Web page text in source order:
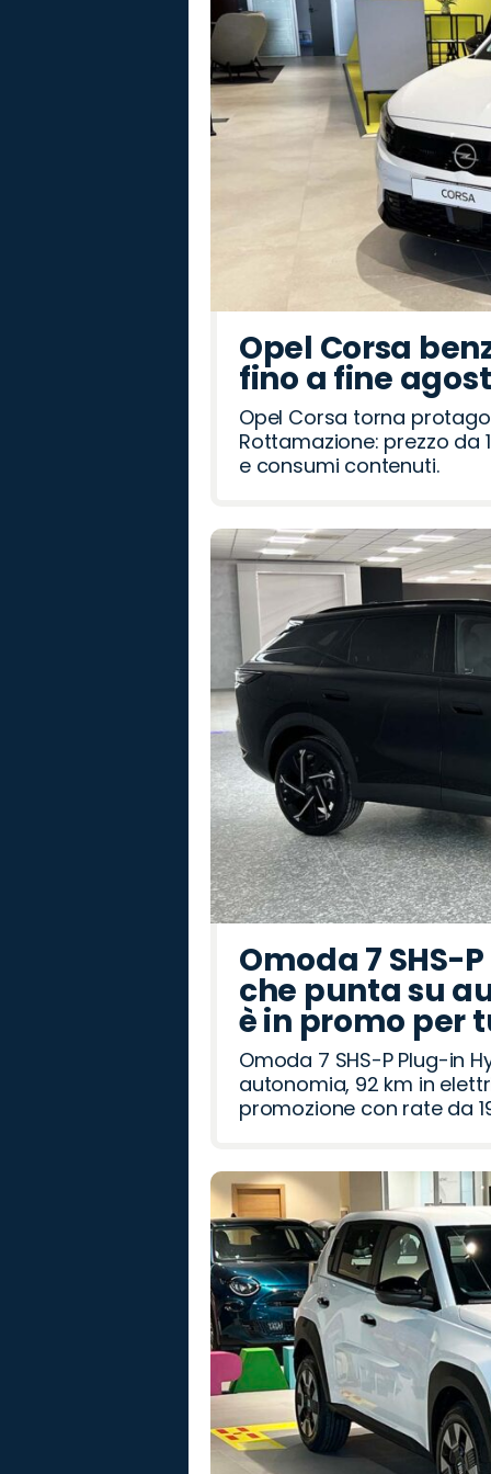
Rover
Romeo
Opel Corsa
fino a fine
Opel Corsa torna
Rottamazione: prezzo da
e consumi contenuti.
Omoda 7 SHS-
che punta su
è in promo per
Omoda 7 SHS-P Plug-in
autonomia, 92 km in
promozione con rate da